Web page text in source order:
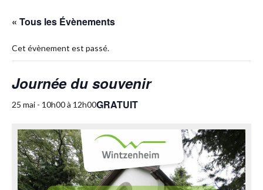
« Tous les Évènements
Cet évènement est passé.
Journée du souvenir
25 mai - 10h00à 12h00GRATUIT